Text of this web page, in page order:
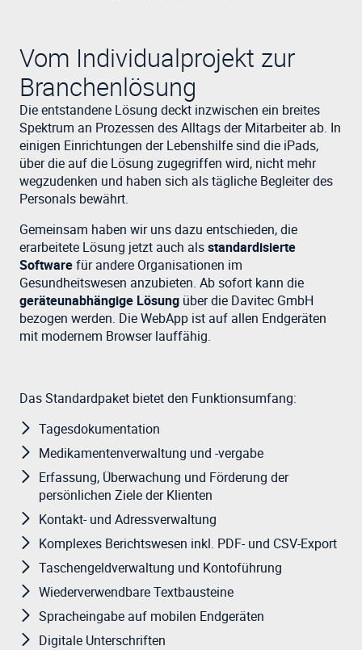
Vom Individualprojekt zur
Branchenlösung
Die entstandene Lösung deckt inzwischen ein breites
Spektrum an Prozessen des Alltags der Mitarbeiter ab. In
einigen Einrichtungen der Lebenshilfe sind die iPads,
über die auf die Lösung zugegriffen wird, nicht mehr
wegzudenken und haben sich als tägliche Begleiter des
Personals bewährt.
Gemeinsam haben wir uns dazu entschieden, die
erarbeitete Lösung jetzt auch alsstandardisierte
Softwarefür andere Organisationen im
Gesundheitswesen anzubieten. Ab sofort kann die
geräteunabhängige Lösung über die Davitec GmbH
bezogen werden. Die WebApp ist auf allen Endgeräten
mit modernem Browser lauffähig.
Das Standardpaket bietet den Funktionsumfang:
Tagesdokumentation
Medikamentenverwaltung und -vergabe
Erfassung, Überwachung und Förderung der
persönlichen Ziele der Klienten
Kontakt- und Adressverwaltung
Komplexes Berichtswesen inkl. PDF- und CSV-Export
Taschengeldverwaltung und Kontoführung
Wiederverwendbare Textbausteine
Spracheingabe auf mobilen Endgeräten
Digitale Unterschriften